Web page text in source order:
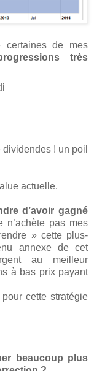
de mes
très
! un poil
actuelle.
d’avoir gagné
n’achète pas mes
» cette plus-
annexe de cet
au meilleur
à bas prix payant
cette stratégie
beaucoup plus